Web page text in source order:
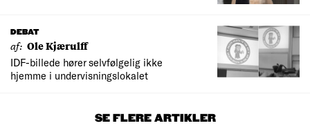
DEBAT
af: Ole Kjærulff
IDF-billede hører selvfølgelig ikke
hjemme i undervisningslokalet
SE FLERE ARTIKLER